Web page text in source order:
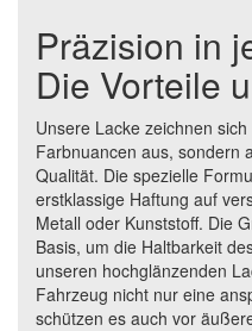
Präzision in
Die Vorteile
Unsere Lacke zeichnen
Farbnuancen aus, sondern
Qualität. Die spezielle
erstklassige Haftung auf
Metall oder Kunststoff. Die
Basis, um die Haltbarkeit
unseren hochglänzenden
Fahrzeug nicht nur eine
schützen es auch vor